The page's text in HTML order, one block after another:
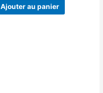
Ajouter au panier